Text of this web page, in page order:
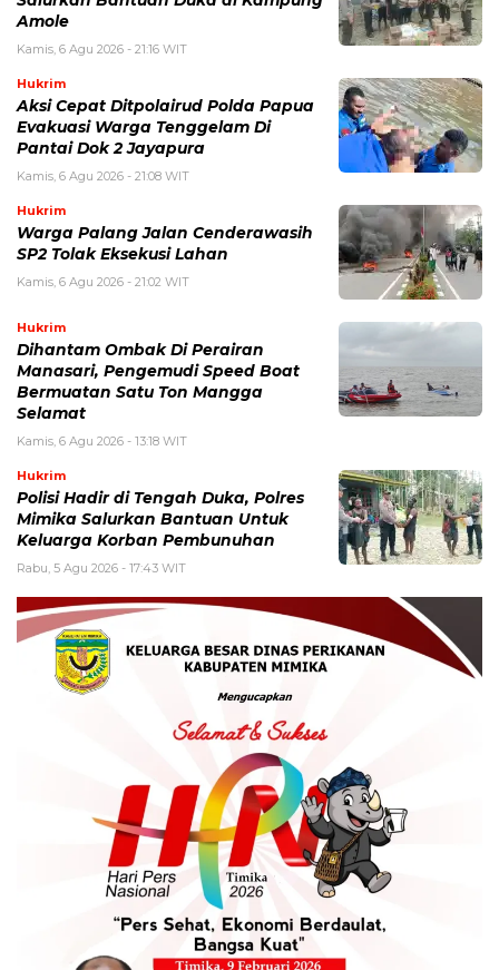
Amole
Kamis, 6 Agu 2026 - 21:16 WIT
Hukrim
Aksi Cepat Ditpolairud Polda Papua
Evakuasi Warga Tenggelam Di
Pantai Dok 2 Jayapura
Kamis, 6 Agu 2026 - 21:08 WIT
Hukrim
Warga Palang Jalan Cenderawasih
SP2 Tolak Eksekusi Lahan
Kamis, 6 Agu 2026 - 21:02 WIT
Hukrim
Dihantam Ombak Di Perairan
Manasari, Pengemudi Speed Boat
Bermuatan Satu Ton Mangga
Selamat
Kamis, 6 Agu 2026 - 13:18 WIT
Hukrim
Polisi Hadir di Tengah Duka, Polres
Mimika Salurkan Bantuan Untuk
Keluarga Korban Pembunuhan
Rabu, 5 Agu 2026 - 17:43 WIT